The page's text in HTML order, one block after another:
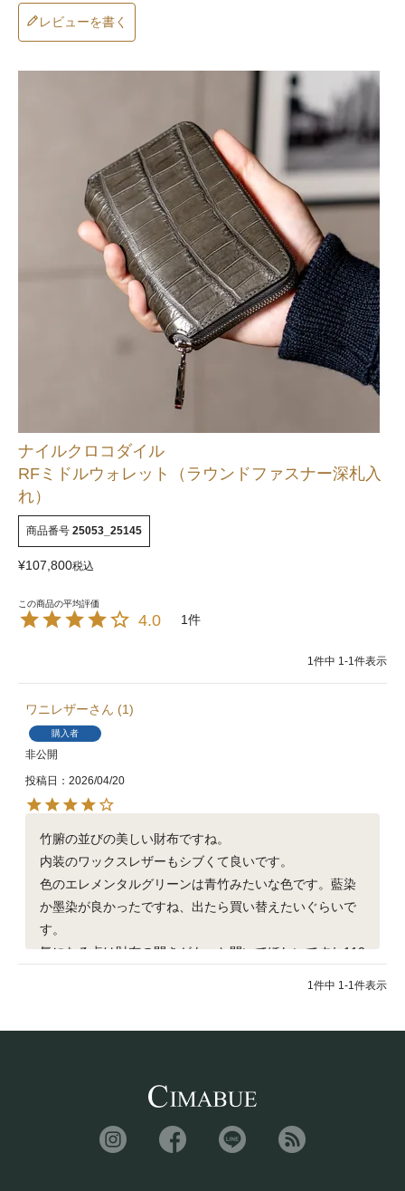
レビューを書く
ナイルクロコダイル
RFミドルウォレット（ラウンドファスナー深札入
れ）
商品番号 25053_25145
¥107,800税込
4.0 1
1件中 1-1件表示
ワニレザー 1
購入者
非公開
投稿日 2026/04/20
竹腑の並びの美しい財布ですね。
内装のワックスレザーもシブくて良いです。
色のエレメンタルグリーンは青竹みたいな色です。藍染
か墨染が良かったですね、出たら買い替えたいぐらいで
す。
気になる点は財布の開きがもっと開いてほしいですね110
1件中 1-1件表示